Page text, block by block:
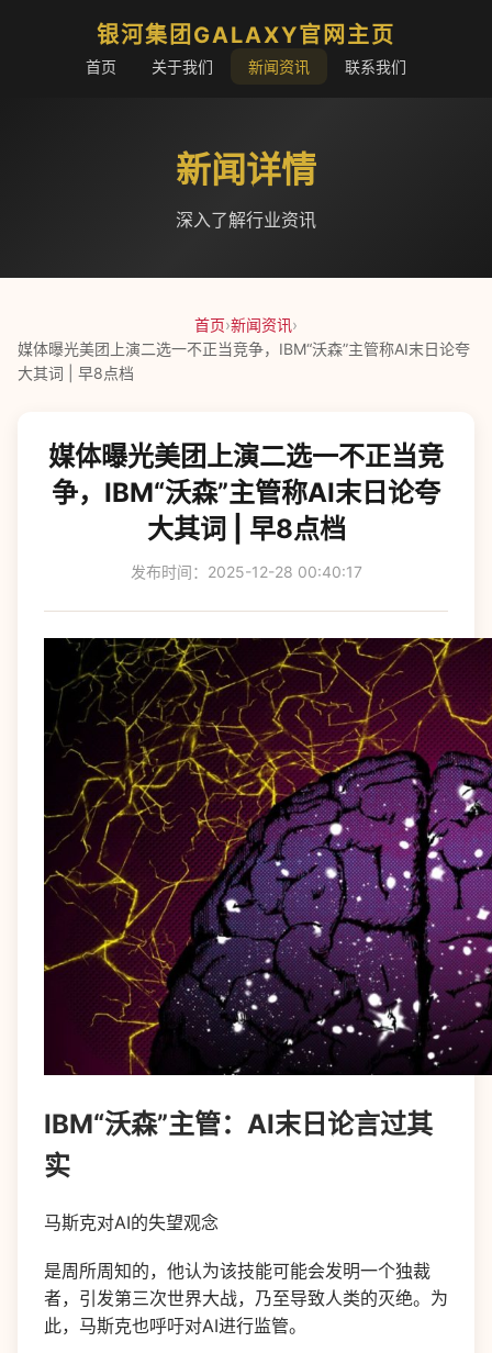
银河集团GALAXY官网主页
首页 关于我们 新闻资讯 联系我们
新闻详情
深入了解行业资讯
首页›新闻资讯›
媒体曝光美团上演二选一不正当竞争，IBM“沃森”主管称AI末日论夸
大其词 | 早8点档
媒体曝光美团上演二选一不正当竞
争，IBM“沃森”主管称AI末日论夸
大其词 | 早8点档
发布时间：2025-12-28 00:40:17
IBM“沃森”主管：AI末日论言过其
实
马斯克对AI的失望观念
是周所周知的，他认为该技能可能会发明一个独裁
者，引发第三次世界大战，乃至导致人类的灭绝。为
此，马斯克也呼吁对AI进行监管。